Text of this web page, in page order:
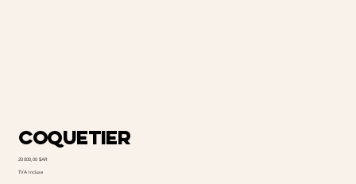
coquetier
Prix
20 000,00 $AR
TVA Incluse